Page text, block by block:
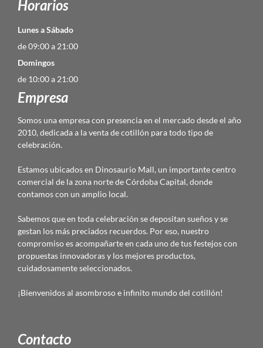
Horarios
Lunes a Sábado
de 09:00 a 21:00
Domingos
de 10:00 a 21:00
Empresa
Somos una empresa con presencia en el mercado desde el año
2010, dedicada a la venta de cotillón para todo tipo de
celebración.
Estamos ubicados en Dinosaurio Mall, un importante centro
comercial de la zona norte de Córdoba Capital, donde
contamos con un amplio local.
Sabemos que en toda celebración se depositan sueños y se
gestan los más preciados recuerdos. Por eso, nuestro
compromiso es acompañarte en cada uno de tus festejos con
propuestas innovadoras y los mejores productos,
cuidadosamente seleccionados.
¡Bienvenidos al asombroso e infinito mundo del cotillón!
Contacto